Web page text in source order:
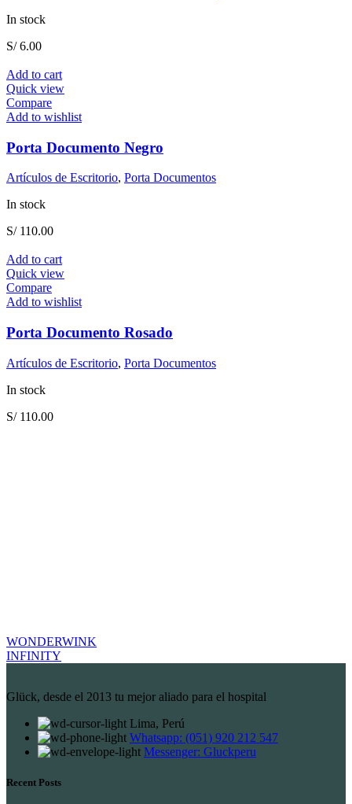
In stock
S/6.00
Add to cart
Quick view
Compare
Add to wishlist
Porta Documento Negro
Artículos de Escritorio, Porta Documentos
In stock
S/110.00
Add to cart
Quick view
Compare
Add to wishlist
Porta Documento Rosado
Artículos de Escritorio, Porta Documentos
In stock
S/110.00
WONDERWINK
INFINITY
Glück, desde el 2013 tu mejor aliado para el hospital
Lima, Perú
Whatsapp: (051) 920 212 547
Messenger: Gluckperu
Recent Posts